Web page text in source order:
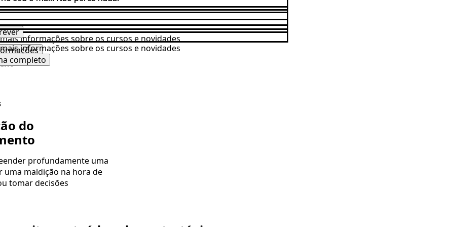
do
profundamente uma
uma maldição na hora de
tomar decisões
informações sobre os cursos e novidades
informações sobre os cursos e novidades
completo